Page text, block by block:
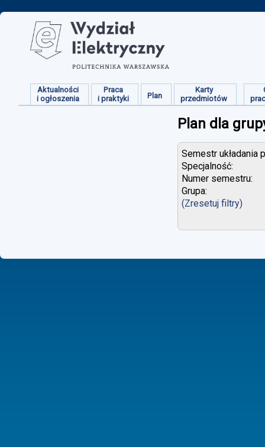
Aktualności
i ogłoszenia
Praca
i praktyki
Plan
Karty
przedmiotów
Plan dla
Semestr układania
Specjalność:
Numer semestru:
Grupa:
(Zresetuj filtry)